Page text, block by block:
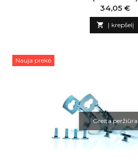
Kaina
34,05 €
 Į krepšelį
Nauja prekė
Greita peržiūra